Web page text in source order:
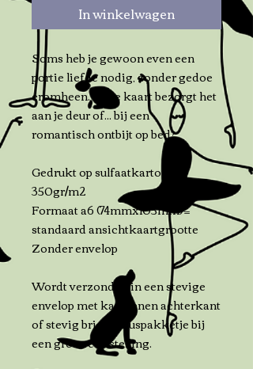
In winkelwagen
Soms heb je gewoon even een
portie liefde nodig, zonder gedoe
eromheen. Deze kaart bezorgt het
aan je deur of... bij een
romantisch ontbijt op bed?
Gedrukt op sulfaatkarton
350gr/m2
Formaat a6 (74mmx105mm)=
standaard ansichtkaartgrootte
Zonder envelop
Wordt verzonden in een stevige
envelop met kartonnen achterkant
of stevig brievenbuspakketje bij
een grotere bestelling.